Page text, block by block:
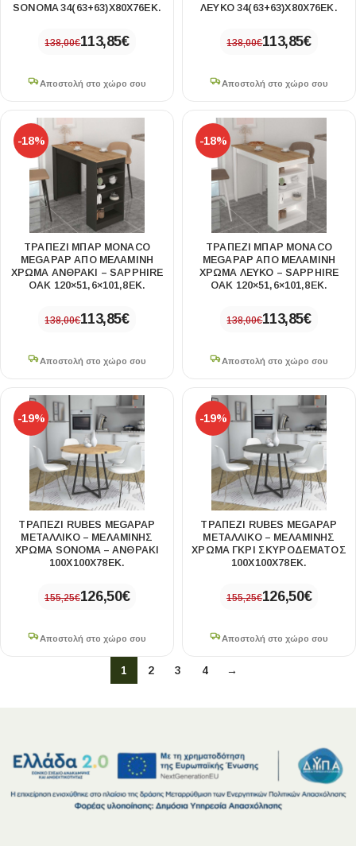
SONOMA 34(63+63)X80X76ΕΚ.
138,00€113,85€
Αποστολή στο χώρο σου
ΛΕΥΚΌ 34(63+63)X80X76ΕΚ.
138,00€113,85€
Αποστολή στο χώρο σου
-18%
ΤΡΑΠΈΖΙ ΜΠΑΡ MONACO
MEGAPAP ΑΠΌ ΜΕΛΑΜΊΝΗ
ΧΡΏΜΑ ΑΝΘΡΑΚΊ – SAPPHIRE
OAK 120×51,6×101,8ΕΚ.
138,00€113,85€
Αποστολή στο χώρο σου
-18%
ΤΡΑΠΈΖΙ ΜΠΑΡ MONACO
MEGAPAP ΑΠΌ ΜΕΛΑΜΊΝΗ
ΧΡΏΜΑ ΛΕΥΚΌ – SAPPHIRE
OAK 120×51,6×101,8ΕΚ.
138,00€113,85€
Αποστολή στο χώρο σου
-19%
ΤΡΑΠΈΖΙ RUBES MEGAPAP
ΜΕΤΑΛΛΙΚΌ – ΜΕΛΑΜΊΝΗΣ
ΧΡΏΜΑ SONOMA – ΑΝΘΡΑΚΊ
100X100X78ΕΚ.
155,25€126,50€
Αποστολή στο χώρο σου
-19%
ΤΡΑΠΈΖΙ RUBES MEGAPAP
ΜΕΤΑΛΛΙΚΌ – ΜΕΛΑΜΊΝΗΣ
ΧΡΏΜΑ ΓΚΡΙ ΣΚΥΡΟΔΈΜΑΤΟΣ
100X100X78ΕΚ.
155,25€126,50€
Αποστολή στο χώρο σου
1 2 3 4 →